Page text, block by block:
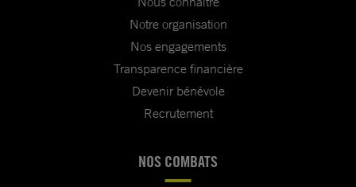
Notre organisation
Nos engagements
Transparence financière
Devenir bénévole
Recrutement
NOS COMBATS